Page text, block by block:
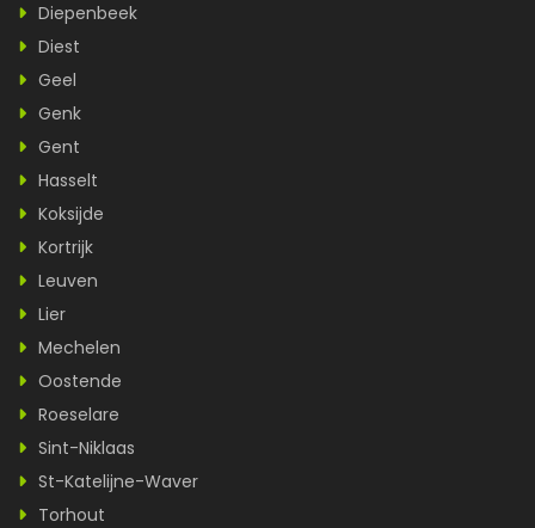
Diepenbeek
Diest
Geel
Genk
Gent
Hasselt
Koksijde
Kortrijk
Leuven
Lier
Mechelen
Oostende
Roeselare
Sint-Niklaas
St-Katelijne-Waver
Torhout